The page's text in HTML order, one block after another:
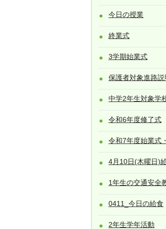
今日の授業
終業式
3学期始業式
保護者対象進路説
中学2年生対象学
令和6年度修了式
令和7年度始業式
4月10日(木曜日)
1年生の交通安全
0411_今日の給食
2年生学年活動